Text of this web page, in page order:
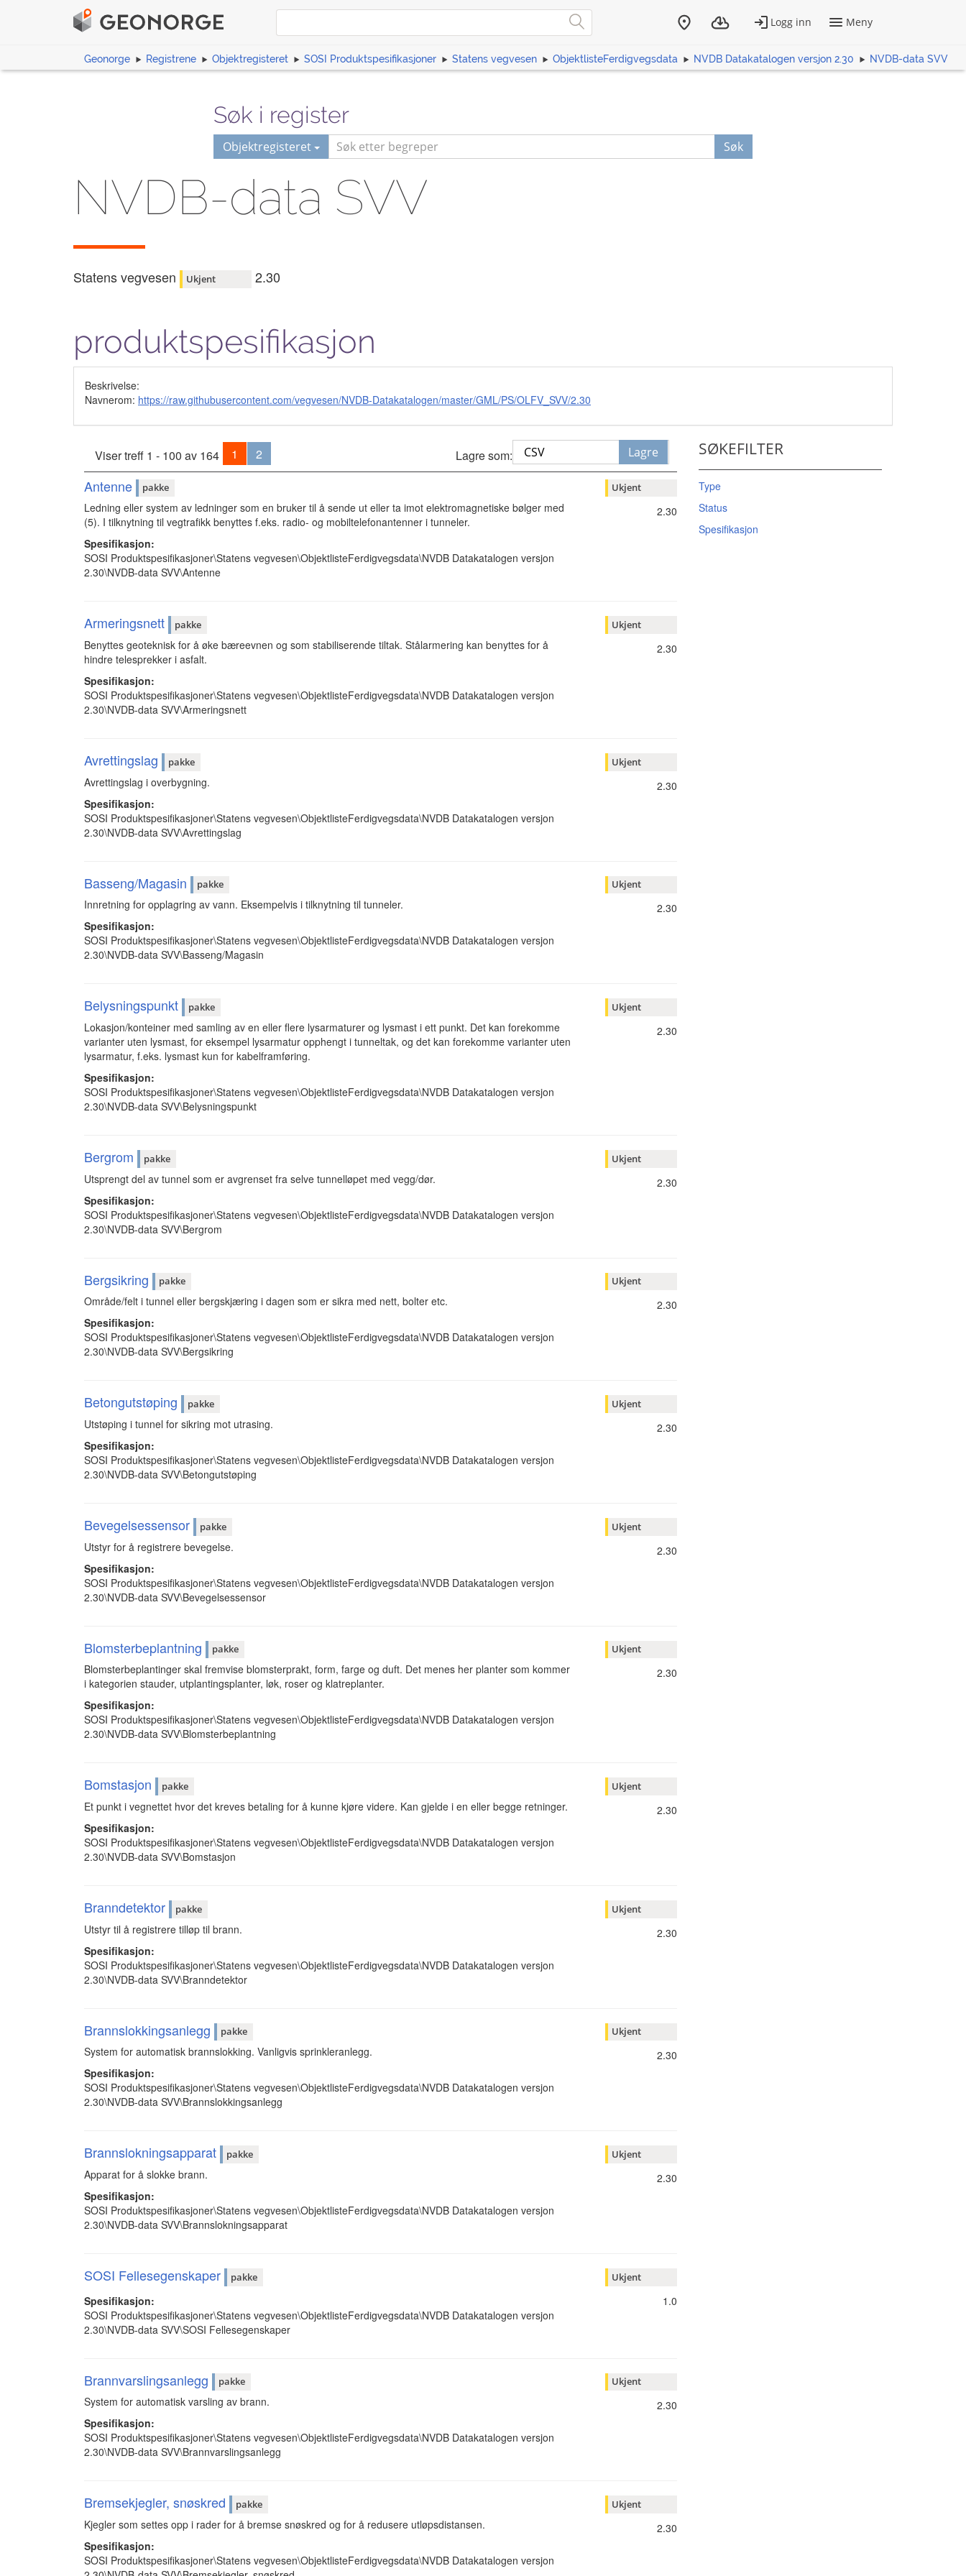
Geonorge Registrene Objektregisteret SOSI Produktspesifikasjoner Statens vegvesen ObjektlisteFerdigvegsdata NVDB Datakatalogen versjon 2.30 NVDB-data SVV
Søk i register
Objektregisteret Søk
NVDB-data SVV
Statens vegvesen Ukjent 2.30
produktspesifikasjon
Beskrivelse:
Navnerom: https://raw.githubusercontent.com/vegvesen/NVDB-Datakatalogen/master/GML/PS/OLFV_SVV/2.30
Viser treff 1 - 100 av 164 1 2 Lagre som: Lagre
Antenne pakke
Ledning eller system av ledninger som en bruker til å sende ut eller ta imot elektromagnetiske bølger med
(5). I tilknytning til vegtrafikk benyttes f.eks. radio- og mobiltelefonantenner i tunneler.
Spesifikasjon:
SOSI Produktspesifikasjoner\Statens vegvesen\ObjektlisteFerdigvegsdata\NVDB Datakatalogen versjon
2.30\NVDB-data SVV\Antenne
Ukjent
2.30
Armeringsnett pakke
Benyttes geoteknisk for å øke bæreevnen og som stabiliserende tiltak. Stålarmering kan benyttes for å
hindre telesprekker i asfalt.
Spesifikasjon:
SOSI Produktspesifikasjoner\Statens vegvesen\ObjektlisteFerdigvegsdata\NVDB Datakatalogen versjon
2.30\NVDB-data SVV\Armeringsnett
Ukjent
2.30
Avrettingslag pakke
Avrettingslag i overbygning.
Spesifikasjon:
SOSI Produktspesifikasjoner\Statens vegvesen\ObjektlisteFerdigvegsdata\NVDB Datakatalogen versjon
2.30\NVDB-data SVV\Avrettingslag
Ukjent
2.30
Basseng/Magasin pakke
Innretning for opplagring av vann. Eksempelvis i tilknytning til tunneler.
Spesifikasjon:
SOSI Produktspesifikasjoner\Statens vegvesen\ObjektlisteFerdigvegsdata\NVDB Datakatalogen versjon
2.30\NVDB-data SVV\Basseng/Magasin
Ukjent
2.30
Belysningspunkt pakke
Lokasjon/konteiner med samling av en eller flere lysarmaturer og lysmast i ett punkt. Det kan forekomme
varianter uten lysmast, for eksempel lysarmatur opphengt i tunneltak, og det kan forekomme varianter uten
lysarmatur, f.eks. lysmast kun for kabelframføring.
Spesifikasjon:
SOSI Produktspesifikasjoner\Statens vegvesen\ObjektlisteFerdigvegsdata\NVDB Datakatalogen versjon
2.30\NVDB-data SVV\Belysningspunkt
Ukjent
2.30
Bergrom pakke
Utsprengt del av tunnel som er avgrenset fra selve tunnelløpet med vegg/dør.
Spesifikasjon:
SOSI Produktspesifikasjoner\Statens vegvesen\ObjektlisteFerdigvegsdata\NVDB Datakatalogen versjon
2.30\NVDB-data SVV\Bergrom
Ukjent
2.30
Bergsikring pakke
Område/felt i tunnel eller bergskjæring i dagen som er sikra med nett, bolter etc.
Spesifikasjon:
SOSI Produktspesifikasjoner\Statens vegvesen\ObjektlisteFerdigvegsdata\NVDB Datakatalogen versjon
2.30\NVDB-data SVV\Bergsikring
Ukjent
2.30
Betongutstøping pakke
Utstøping i tunnel for sikring mot utrasing.
Spesifikasjon:
SOSI Produktspesifikasjoner\Statens vegvesen\ObjektlisteFerdigvegsdata\NVDB Datakatalogen versjon
2.30\NVDB-data SVV\Betongutstøping
Ukjent
2.30
Bevegelsessensor pakke
Utstyr for å registrere bevegelse.
Spesifikasjon:
SOSI Produktspesifikasjoner\Statens vegvesen\ObjektlisteFerdigvegsdata\NVDB Datakatalogen versjon
2.30\NVDB-data SVV\Bevegelsessensor
Ukjent
2.30
Blomsterbeplantning pakke
Blomsterbeplantinger skal fremvise blomsterprakt, form, farge og duft. Det menes her planter som kommer
i kategorien stauder, utplantingsplanter, løk, roser og klatreplanter.
Spesifikasjon:
SOSI Produktspesifikasjoner\Statens vegvesen\ObjektlisteFerdigvegsdata\NVDB Datakatalogen versjon
2.30\NVDB-data SVV\Blomsterbeplantning
Ukjent
2.30
Bomstasjon pakke
Et punkt i vegnettet hvor det kreves betaling for å kunne kjøre videre. Kan gjelde i en eller begge retninger.
Spesifikasjon:
SOSI Produktspesifikasjoner\Statens vegvesen\ObjektlisteFerdigvegsdata\NVDB Datakatalogen versjon
2.30\NVDB-data SVV\Bomstasjon
Ukjent
2.30
Branndetektor pakke
Utstyr til å registrere tilløp til brann.
Spesifikasjon:
SOSI Produktspesifikasjoner\Statens vegvesen\ObjektlisteFerdigvegsdata\NVDB Datakatalogen versjon
2.30\NVDB-data SVV\Branndetektor
Ukjent
2.30
Brannslokkingsanlegg pakke
System for automatisk brannslokking. Vanligvis sprinkleranlegg.
Spesifikasjon:
SOSI Produktspesifikasjoner\Statens vegvesen\ObjektlisteFerdigvegsdata\NVDB Datakatalogen versjon
2.30\NVDB-data SVV\Brannslokkingsanlegg
Ukjent
2.30
Brannslokningsapparat pakke
Apparat for å slokke brann.
Spesifikasjon:
SOSI Produktspesifikasjoner\Statens vegvesen\ObjektlisteFerdigvegsdata\NVDB Datakatalogen versjon
2.30\NVDB-data SVV\Brannslokningsapparat
Ukjent
2.30
SOSI Fellesegenskaper pakke
Spesifikasjon:
SOSI Produktspesifikasjoner\Statens vegvesen\ObjektlisteFerdigvegsdata\NVDB Datakatalogen versjon
2.30\NVDB-data SVV\SOSI Fellesegenskaper
Ukjent
1.0
Brannvarslingsanlegg pakke
System for automatisk varsling av brann.
Spesifikasjon:
SOSI Produktspesifikasjoner\Statens vegvesen\ObjektlisteFerdigvegsdata\NVDB Datakatalogen versjon
2.30\NVDB-data SVV\Brannvarslingsanlegg
Ukjent
2.30
Bremsekjegler, snøskred pakke
Kjegler som settes opp i rader for å bremse snøskred og for å redusere utløpsdistansen.
Spesifikasjon:
SOSI Produktspesifikasjoner\Statens vegvesen\ObjektlisteFerdigvegsdata\NVDB Datakatalogen versjon
Ukjent
2.30
SØKEFILTER
Type
Status
Spesifikasjon